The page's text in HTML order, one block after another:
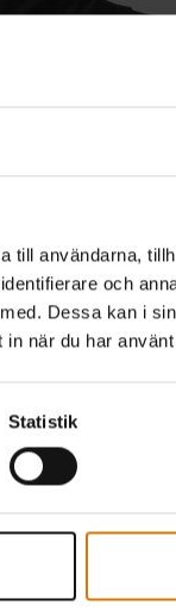
till användarna,
och
Dessa kan i
när du har
Statistik
4.7 (148)
fraktomkostnader